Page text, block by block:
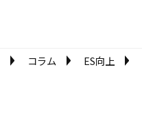
コラム ES向上